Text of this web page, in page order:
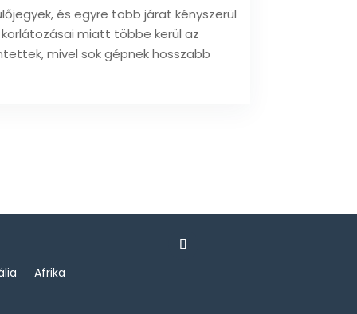
és egyre több járat kényszerül
miatt többe kerül az
mivel sok gépnek hosszabb
Afrika